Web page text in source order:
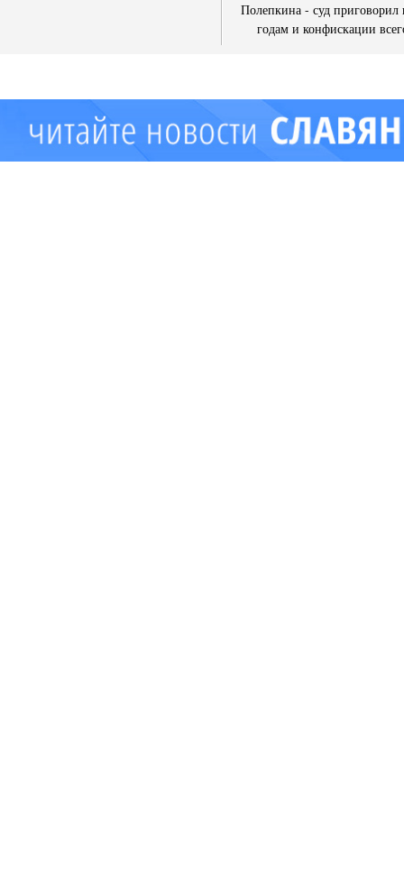
Полепкина - суд приговорил
годам и конфискации